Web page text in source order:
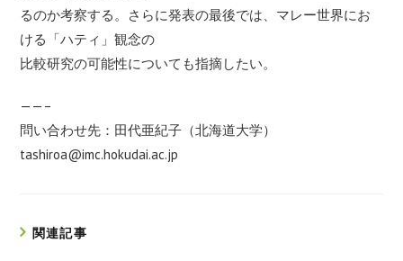
るのか考察する。さらに発表の最後では、マレー世界にお
ける「ハティ」観念の
比較研究の可能性についても指摘したい。
——–
問い合わせ先：田代亜紀子（北海道大学）
tashiroa@imc.hokudai.ac.jp
関連記事